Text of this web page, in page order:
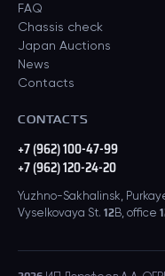
FAQ
Chassis check
Japan Auctions
News
Contacts
CONTACTS
+7 (962) 100-47-99
+7 (962) 120-24-20
Yuzhno-Sakhalinsk,
Vyselkovaya St. 12B, office